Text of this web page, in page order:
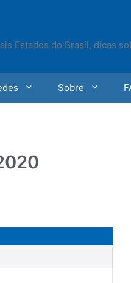
Estados do Brasil, dicas
Sobre